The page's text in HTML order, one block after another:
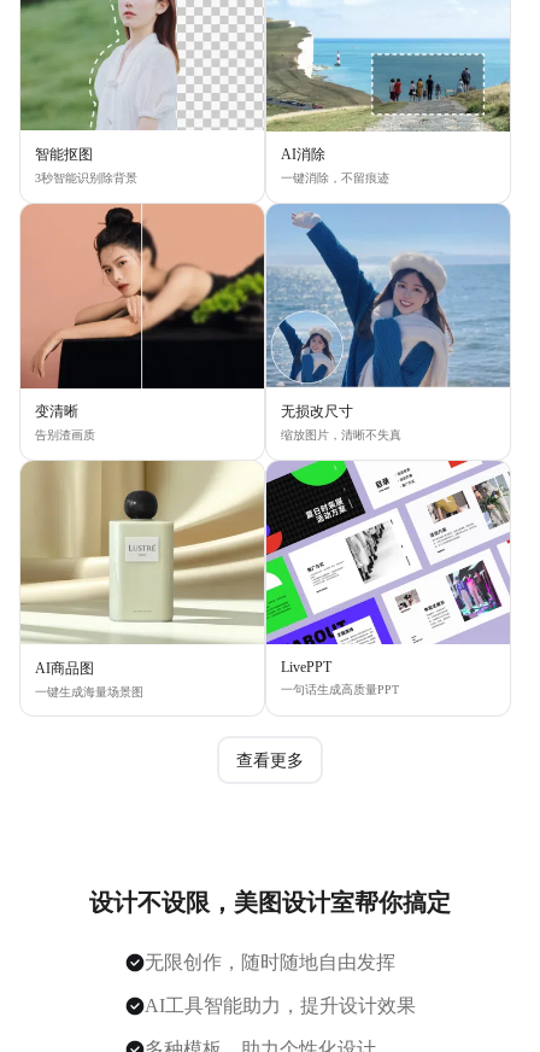
智能抠图
3秒智能识别除背景
AI消除
一键消除，不留痕迹
变清晰
告别渣画质
无损改尺寸
缩放图片，清晰不失真
AI商品图
一键生成海量场景图
LivePPT
一句话生成高质量PPT
查看更多
设计不设限，美图设计室帮你搞定
无限创作，随时随地自由发挥
AI工具智能助力，提升设计效果